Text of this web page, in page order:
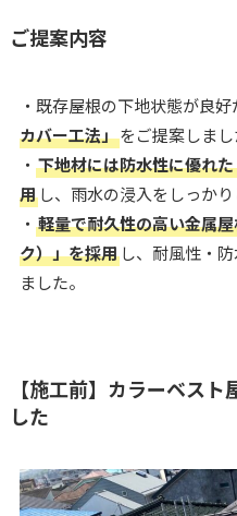
ご提案内容
・既存屋根の下地状態が良好
カバー工法」をご提案しまし
・ 下地材には防水性に優れ
用し、雨水の浸入をしっかり
・ 軽量で耐久性の高い金属
ク）」を採用し、耐風性・
ました。
【施工前】カラーベス
した